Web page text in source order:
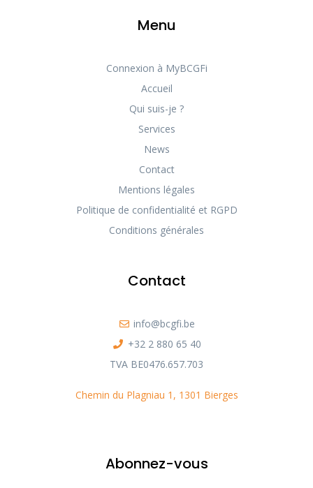
Menu
Connexion à MyBCGFi
Accueil
Qui suis-je ?
Services
News
Contact
Mentions légales
Politique de confidentialité et RGPD
Conditions générales
Contact
info@bcgfi.be
+32 2 880 65 40
TVA BE0476.657.703
Chemin du Plagniau 1, 1301 Bierges
Abonnez-vous